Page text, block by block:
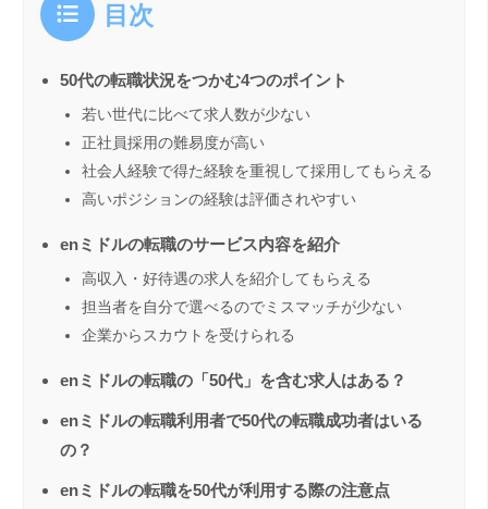
目次
50代の転職状況をつかむ4つのポイント
若い世代に比べて求人数が少ない
正社員採用の難易度が高い
社会人経験で得た経験を重視して採用してもらえる
高いポジションの経験は評価されやすい
enミドルの転職のサービス内容を紹介
高収入・好待遇の求人を紹介してもらえる
担当者を自分で選べるのでミスマッチが少ない
企業からスカウトを受けられる
enミドルの転職の「50代」を含む求人はある？
enミドルの転職利用者で50代の転職成功者はいる
の？
enミドルの転職を50代が利用する際の注意点